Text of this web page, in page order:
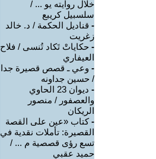
خلال روايته يو ... /
سلسبيل كريبع
- قناديل الحكمة / د. خالد
زغريت
- حكاياتْ تَكاد تُنسى / فلاح
العيفاري
- وعي ـ قصص قصيرة جدا
/ حسين جداونه
-
ديوان 23 الحاوي
والعصفور / منصور
الريكان
-كتاب «عين على القصة
القصيرة: تأملات نقدية في
تسع رؤى قصصية م ... /
حميد عقبي